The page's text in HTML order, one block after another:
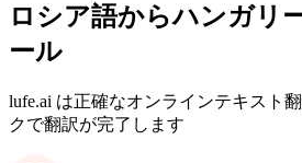
ロシア語からハンガリ
ール
lufe.ai は正確なオンラインテキスト
クで翻訳が完了します